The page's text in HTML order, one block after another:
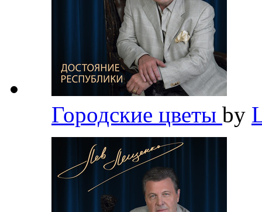
Городские цветы by